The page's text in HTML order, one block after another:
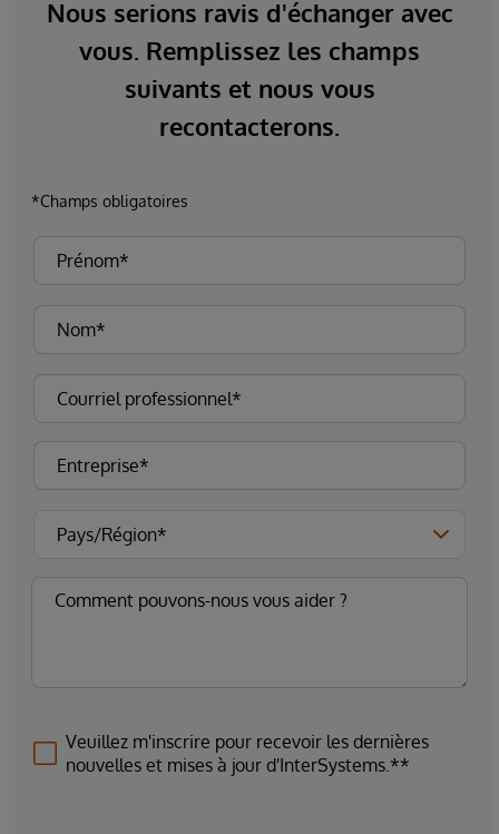
Nous serions ravis d'échanger avec
vous. Remplissez les champs
suivants et nous vous
recontacterons.
*Champs obligatoires
Veuillez m'inscrire pour recevoir les dernières
nouvelles et mises à jour d'InterSystems.**